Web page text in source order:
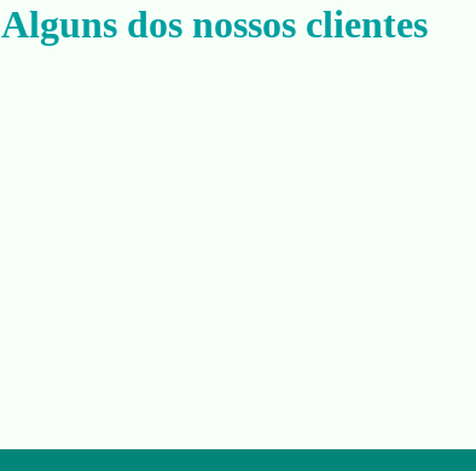
Alguns dos nossos clientes